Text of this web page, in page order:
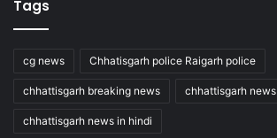
Tags
cg news Chhatisgarh police Raigarh police
chhattisgarh breaking news chhattisgarh news
chhattisgarh news in hindi